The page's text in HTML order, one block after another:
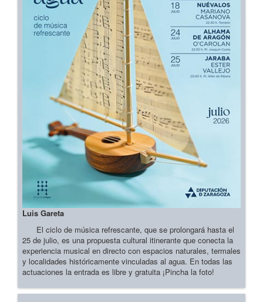
Luis Gareta
El ciclo de música refrescante, que se prolongará hasta el
25 de julio, es una propuesta cultural itinerante que conecta la
experiencia musical en directo con espacios naturales, termales
y localidades históricamente vinculadas al agua. En todas las
actuaciones la entrada es libre y gratuita ¡Pincha la foto!